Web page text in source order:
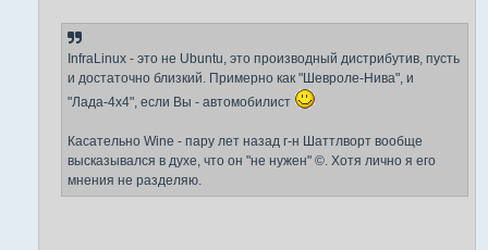
InfraLinux - это не Ubuntu, это производный дистрибутив, пусть
и достаточно близкий. Примерно как "Шевроле-Нива", и
"Лада-4x4", если Вы - автомобилист
Касательно Wine - пару лет назад г-н Шаттлворт вообще
высказывался в духе, что он "не нужен" ©. Хотя лично я его
мнения не разделяю.